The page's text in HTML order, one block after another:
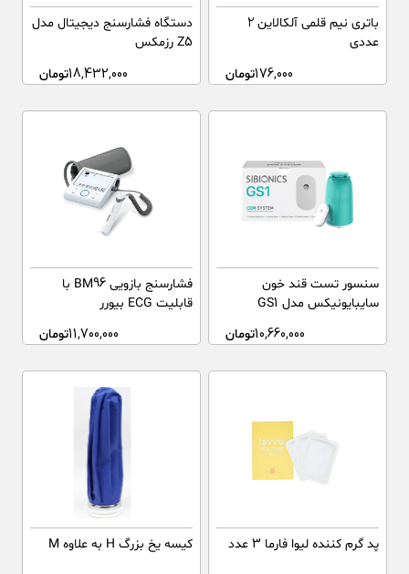
باتری نیم قلمی آلکالاین ۲
عددی
176,000تومان
دستگاه فشارسنج دیجیتال مدل
Z5 رزمکس
18,432,000تومان
سنسور تست قند خون
سایبایونیکس مدل GS1
10,660,000تومان
فشارسنج بازویی BM96 با
قابلیت ECG بیورر
11,700,000تومان
پد گرم کننده لیوا فارما 3 عدد کیسه یخ بزرگ H به علاوه M